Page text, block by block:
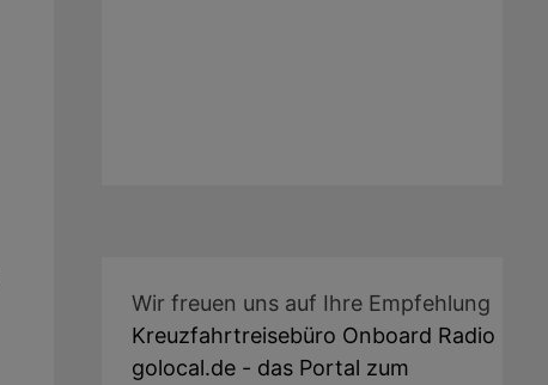
Wir freuen uns auf Ihre Empfehlung
Kreuzfahrtreisebüro Onboard Radio
golocal.de - das Portal zum